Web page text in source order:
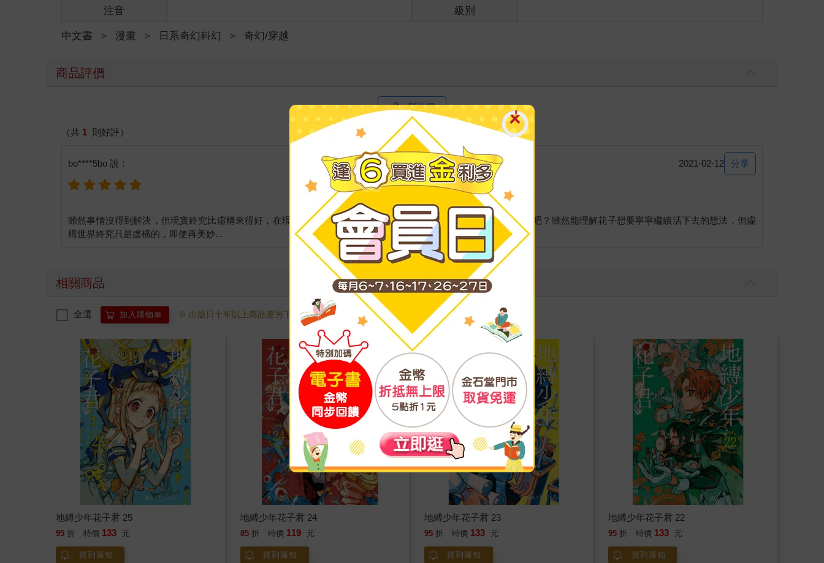
注音
級別
中文書 ＞ 漫畫 ＞ 日系奇幻科幻 ＞ 奇幻/穿越
商品評價
寫評價
（共 1 則好評）
bo****5bo 說： 2021-02-12 分享
雖然事情沒得到解決，但現實終究比虛構來得好，在現實才有變化、才有未來，即使短暫，但能夠活得絢麗也不錯吧？雖然能理解花子想要寧寧繼續活下去的想法，但虛
相關商品
全選 加入購物車 ※ 出版日十年以上商品需另下訂，調貨時間較長，無法與一般商品合併結帳，敬請見諒。
地縛少年花子君 25
95 折 特價 133 元
貨到通知
地縛少年花子君 24
85 折 特價 119 元
貨到通知
地縛少年花子君 23
95 折 特價 133 元
貨到通知
地縛少年花子君 22
95 折 特價 133 元
貨到通知